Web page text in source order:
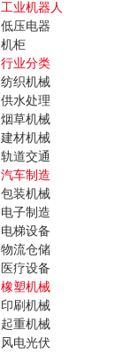
工业机器人
低压电器
机柜
行业分类
纺织机械
供水处理
烟草机械
建材机械
轨道交通
汽车制造
包装机械
电子制造
电梯设备
物流仓储
医疗设备
橡塑机械
印刷机械
起重机械
风电光伏